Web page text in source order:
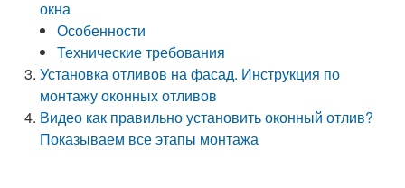
окна
Особенности
Технические требования
Установка отливов на фасад. Инструкция по
монтажу оконных отливов
Видео как правильно установить оконный отлив?
Показываем все этапы монтажа